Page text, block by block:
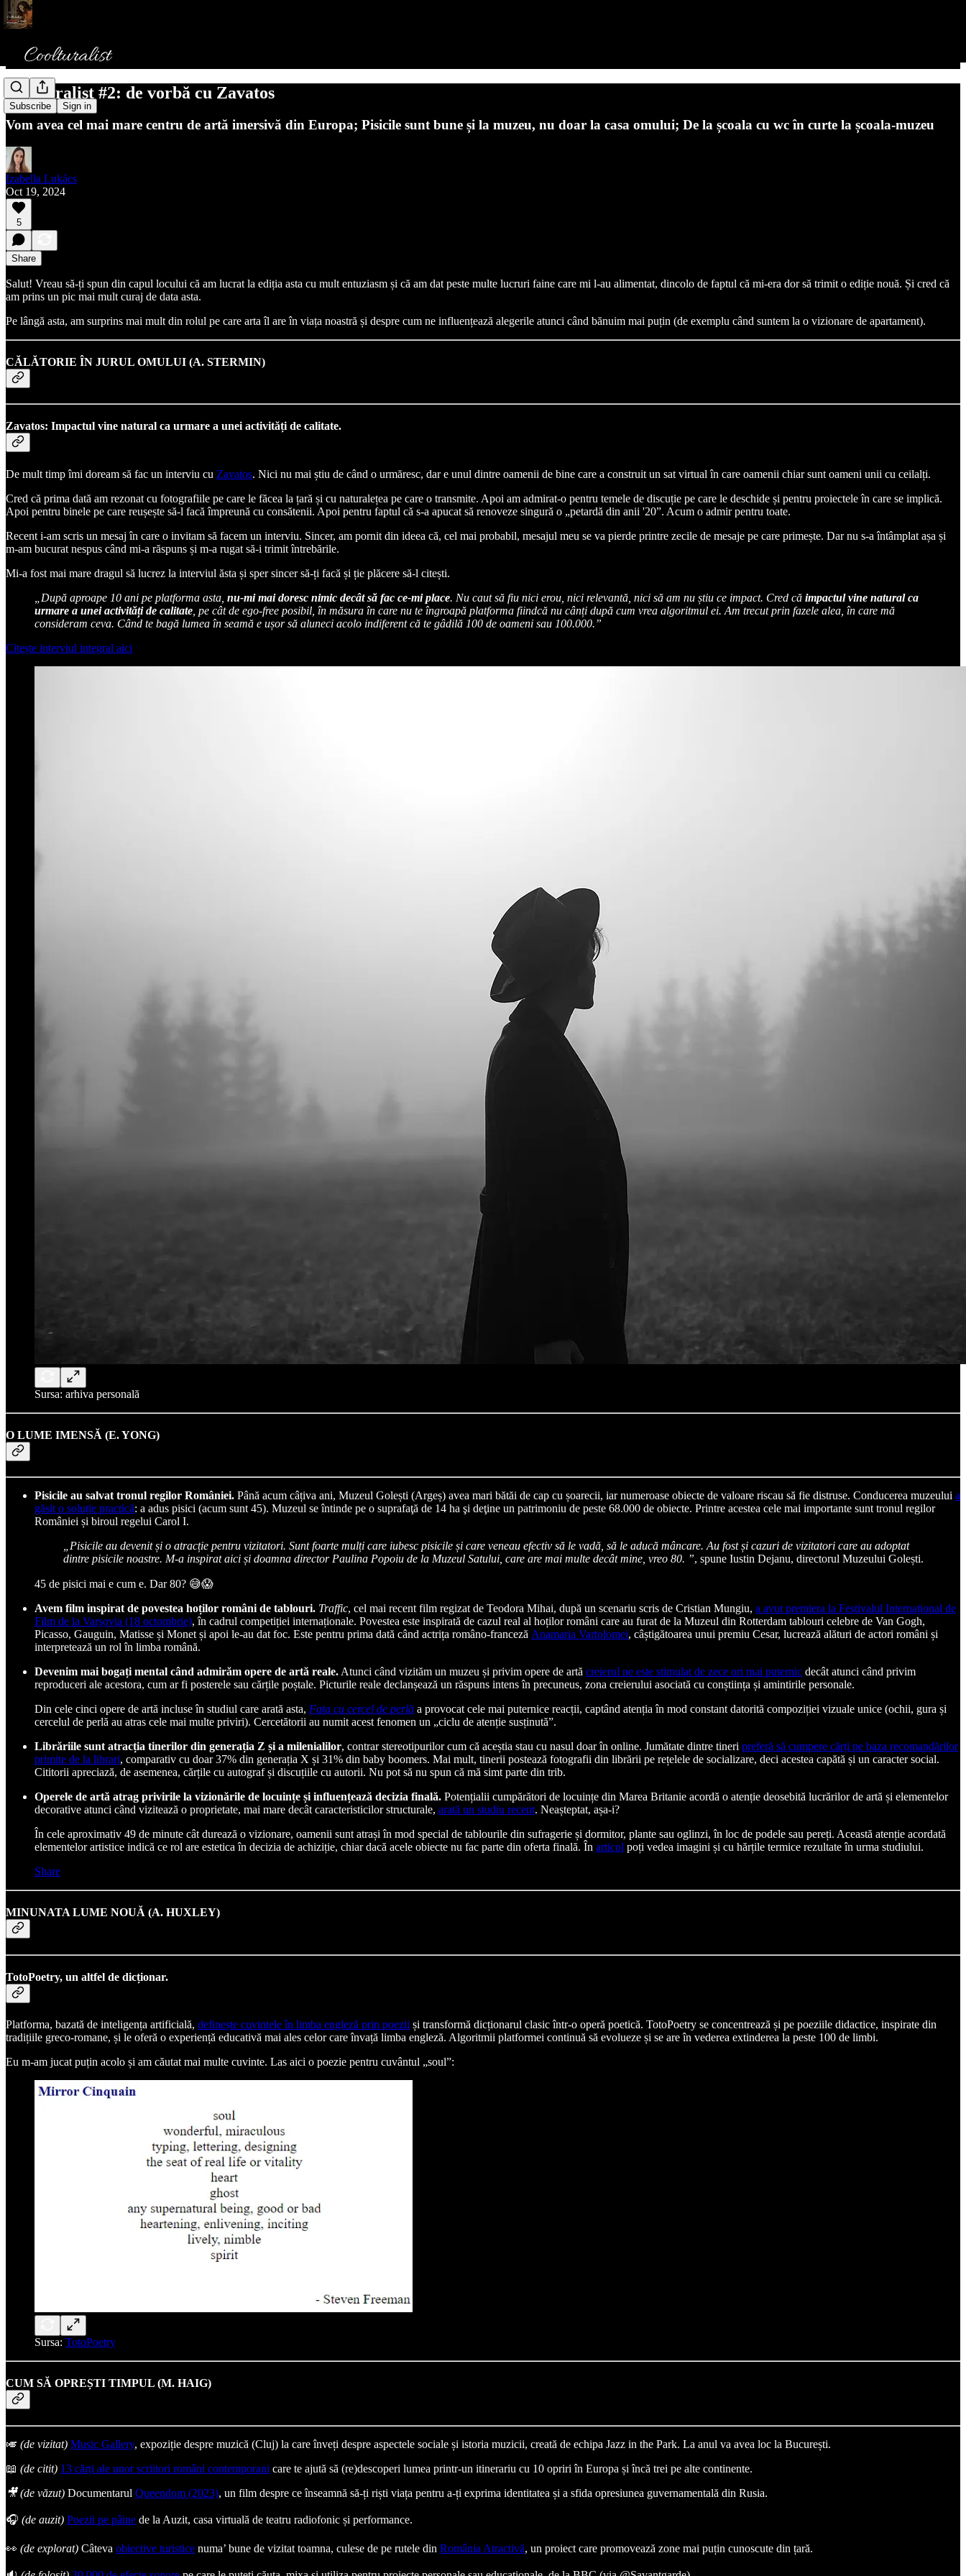
Subscribe Sign in
Coolturalist #2: de vorbă cu Zavatos
Vom avea cel mai mare centru de artă imersivă din Europa; Pisicile sunt bune și la muzeu, nu doar la casa omului; De la școala cu wc în curte la școala-muzeu
Izabella Lukács
Oct 19, 2024
5
Share
Salut! Vreau să-ți spun din capul locului că am lucrat la ediția asta cu mult entuziasm și că am dat peste multe lucruri faine care mi l-au alimentat, dincolo de faptul că mi-era dor să trimit o ediție nouă. Și cred că
am prins un pic mai mult curaj de data asta.
Pe lângă asta, am surprins mai mult din rolul pe care arta îl are în viața noastră și despre cum ne influențează alegerile atunci când bănuim mai puțin (de exemplu când suntem la o vizionare de apartament).
CĂLĂTORIE ÎN JURUL OMULUI (A. STERMIN)
Zavatos: Impactul vine natural ca urmare a unei activități de calitate.
De mult timp îmi doream să fac un interviu cu Zavatos. Nici nu mai știu de când o urmăresc, dar e unul dintre oamenii de bine care a construit un sat virtual în care oamenii chiar sunt oameni unii cu ceilalți.
Cred că prima dată am rezonat cu fotografiile pe care le făcea la țară și cu naturalețea pe care o transmite. Apoi am admirat-o pentru temele de discuție pe care le deschide și pentru proiectele în care se implică.
Apoi pentru binele pe care reușește să-l facă împreună cu consătenii. Apoi pentru faptul că s-a apucat să renoveze singură o „petardă din anii '20”. Acum o admir pentru toate.
Recent i-am scris un mesaj în care o invitam să facem un interviu. Sincer, am pornit din ideea că, cel mai probabil, mesajul meu se va pierde printre zecile de mesaje pe care primește. Dar nu s-a întâmplat așa și
m-am bucurat nespus când mi-a răspuns și m-a rugat să-i trimit întrebările.
Mi-a fost mai mare dragul să lucrez la interviul ăsta și sper sincer să-ți facă și ție plăcere să-l citești.
„După aproape 10 ani pe platforma asta, nu-mi mai doresc nimic decât să fac ce-mi place. Nu caut să fiu nici erou, nici relevantă, nici să am nu știu ce impact. Cred că impactul vine natural ca
urmare a unei activități de calitate , pe cât de ego-free posibil, în măsura în care nu te îngroapă platforma fiindcă nu cânți după cum vrea algoritmul ei. Am trecut prin fazele alea, în care mă
consideram ceva. Când te bagă lumea în seamă e ușor să aluneci acolo indiferent că te gâdilă 100 de oameni sau 100.000.”
Citește interviul integral aici
Sursa: arhiva personală
O LUME IMENSĂ (E. YONG)
Pisicile au salvat tronul regilor României. Până acum câțiva ani, Muzeul Golești (Argeș) avea mari bătăi de cap cu șoarecii, iar numeroase obiecte de valoare riscau să fie distruse. Conducerea muzeului a
găsit o soluție practică: a adus pisici (acum sunt 45). Muzeul se întinde pe o suprafaţă de 14 ha şi deţine un patrimoniu de peste 68.000 de obiecte. Printre acestea cele mai importante sunt tronul regilor
României și biroul regelui Carol I.
„Pisicile au devenit și o atracție pentru vizitatori. Sunt foarte mulți care iubesc pisicile și care veneau efectiv să le vadă, să le aducă mâncare. Au fost și cazuri de vizitatori care au adoptat
dintre pisicile noastre. M-a inspirat aici și doamna director Paulina Popoiu de la Muzeul Satului, care are mai multe decât mine, vreo 80. ”, spune Iustin Dejanu, directorul Muzeului Golești.
45 de pisici mai e cum e. Dar 80? 😅😱
Avem film inspirat de povestea hoților români de tablouri. Traffic, cel mai recent film regizat de Teodora Mihai, după un scenariu scris de Cristian Mungiu, a avut premiera la Festivalul Internațional de
Film de la Varșovia (18 octombrie), în cadrul competiției internaționale. Povestea este inspirată de cazul real al hoților români care au furat de la Muzeul din Rotterdam tablouri celebre de Van Gogh,
Picasso, Gauguin, Matisse și Monet și apoi le-au dat foc. Este pentru prima dată când actrița româno-franceză Anamaria Vartolomei, câștigătoarea unui premiu Cesar, lucrează alături de actori români și
interpretează un rol în limba română.
Devenim mai bogați mental când admirăm opere de artă reale. Atunci când vizităm un muzeu și privim opere de artă creierul ne este stimulat de zece ori mai puternic decât atunci când privim
reproduceri ale acestora, cum ar fi posterele sau cărțile poștale. Picturile reale declanșează un răspuns intens în precuneus, zona creierului asociată cu conștiința și amintirile personale.
Din cele cinci opere de artă incluse în studiul care arată asta, Fata cu cercel de perlă a provocat cele mai puternice reacții, captând atenția în mod constant datorită compoziției vizuale unice (ochii, gura și
cercelul de perlă au atras cele mai multe priviri). Cercetătorii au numit acest fenomen un „ciclu de atenție susținută”.
Librăriile sunt atracția tinerilor din generația Z și a milenialilor, contrar stereotipurilor cum că aceștia stau cu nasul doar în online. Jumătate dintre tineri preferă să cumpere cărți pe baza recomandărilor
primite de la librari, comparativ cu doar 37% din generația X și 31% din baby boomers. Mai mult, tinerii postează fotografii din librării pe rețelele de socializare, deci acestea capătă și un caracter social.
Cititorii apreciază, de asemenea, cărțile cu autograf și discuțiile cu autorii. Nu pot să nu spun că mă simt parte din trib.
Operele de artă atrag privirile la vizionările de locuințe și influențează decizia finală. Potențialii cumpărători de locuințe din Marea Britanie acordă o atenție deosebită lucrărilor de artă și elementelor
decorative atunci când vizitează o proprietate, mai mare decât caracteristicilor structurale, arată un studiu recent. Neașteptat, așa-i?
În cele aproximativ 49 de minute cât durează o vizionare, oamenii sunt atrași în mod special de tablourile din sufragerie și dormitor, plante sau oglinzi, în loc de podele sau pereți. Această atenție acordată
elementelor artistice indică ce rol are estetica în decizia de achiziție, chiar dacă acele obiecte nu fac parte din oferta finală. În articol poți vedea imagini și cu hărțile termice rezultate în urma studiului.
Share
MINUNATA LUME NOUĂ (A. HUXLEY)
TotoPoetry, un altfel de dicționar.
Platforma, bazată de inteligența artificială, definește cuvintele în limba engleză prin poezii și transformă dicționarul clasic într-o operă poetică. TotoPoetry se concentrează și pe poeziile didactice, inspirate din
tradițiile greco-romane, și le oferă o experiență educativă mai ales celor care învață limba engleză. Algoritmii platformei continuă să evolueze și se are în vederea extinderea la peste 100 de limbi.
Eu m-am jucat puțin acolo și am căutat mai multe cuvinte. Las aici o poezie pentru cuvântul „soul”:
Sursa: TotoPoetry
CUM SĂ OPREȘTI TIMPUL (M. HAIG)
🎺 (de vizitat) Music Gallery, expoziție despre muzică (Cluj) la care înveți despre aspectele sociale și istoria muzicii, creată de echipa Jazz in the Park. La anul va avea loc la București.
📖 (de citit) 13 cărți ale unor scriitori români contemporani care te ajută să (re)descoperi lumea printr-un itinerariu cu 10 opriri în Europa și încă trei pe alte continente.
🎥 (de văzut) Documentarul Queendom (2023), un film despre ce înseamnă să-ți riști viața pentru a-ți exprima identitatea și a sfida opresiunea guvernamentală din Rusia.
🎧 (de auzit) Poezii pe pâine de la Auzit, casa virtuală de teatru radiofonic și performance.
👀 (de explorat) Câteva obiective turistice numa’ bune de vizitat toamna, culese de pe rutele din România Atractivă, un proiect care promovează zone mai puțin cunoscute din țară.